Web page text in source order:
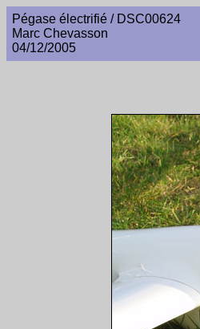
Pégase électrifié / DSC00624
Marc Chevasson
04/12/2005